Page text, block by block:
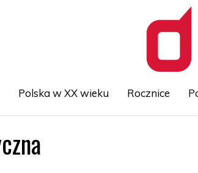
Polska w XX wieku Rocznice